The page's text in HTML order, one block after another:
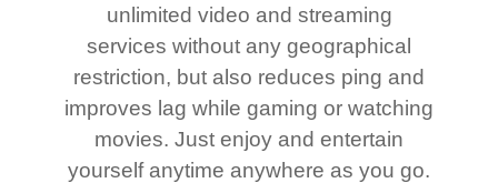
unlimited video and streaming
services without any geographical
restriction, but also reduces ping and
improves lag while gaming or watching
movies. Just enjoy and entertain
yourself anytime anywhere as you go.